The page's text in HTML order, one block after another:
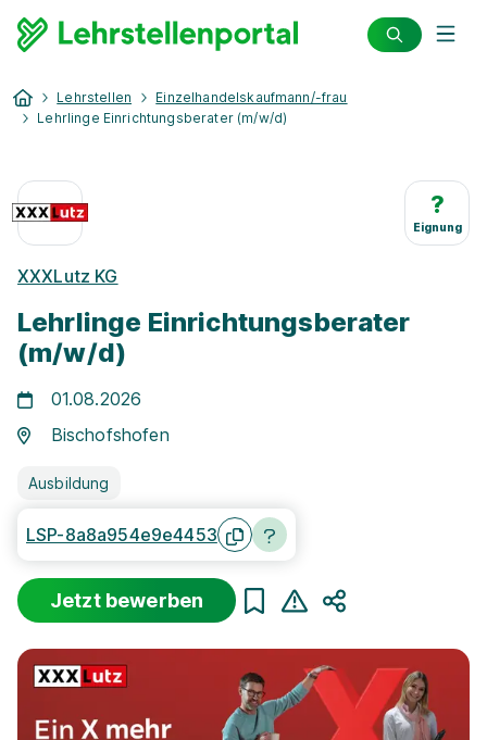
Lehrstellen
Einzelhandelskaufmann/-frau
Lehrlinge Einrichtungsberater (m/w/d)
?
Eignung
XXXLutz KG
Lehrlinge Einrichtungsberater
(m/w/d)
01.08.2026
Bischofshofen
Ausbildung
LSP-8a8a954e9e4453
Jetzt bewerben